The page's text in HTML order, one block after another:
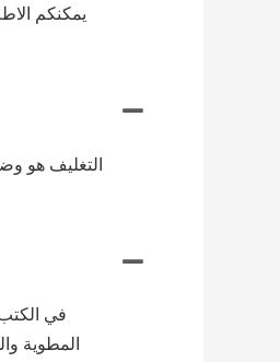
يمكنكم
التغليف هو
في
المطوية